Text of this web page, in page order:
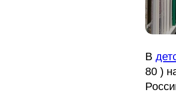
В
80 )